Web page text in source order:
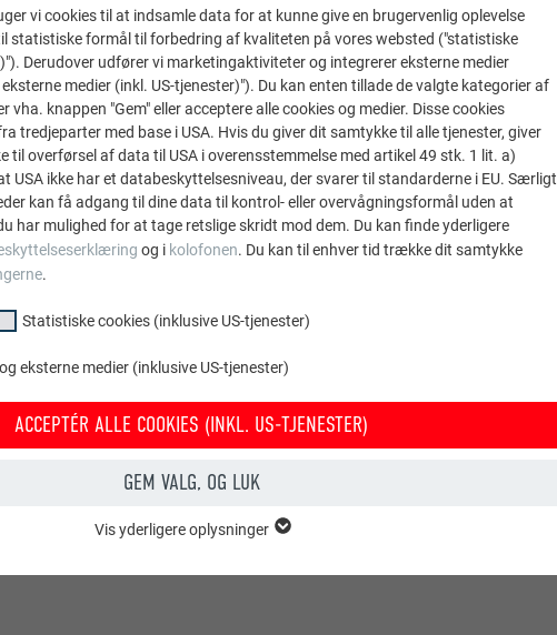
Mål i mm
vi cookies til at indsamle data for at kunne give en brugervenlig oplevelse
statistiske formål til forbedring af kvaliteten på vores websted ("statistiske
Derudover udfører vi marketingaktiviteter og integrerer eksterne medier
medier (inkl. US-tjenester)"). Du kan enten tillade de valgte kategorier af
vha. knappen "Gem" eller acceptere alle cookies og medier. Disse cookies
tredjeparter med base i USA. Hvis du giver dit samtykke til alle tjenester, giver
til overførsel af data til USA i overensstemmelse med artikel 49 stk. 1 lit. a)
USA ikke har et databeskyttelsesniveau, der svarer til standarderne i EU. Særligt
kan få adgang til dine data til kontrol- eller overvågningsformål uden at
har mulighed for at tage retslige skridt mod dem. Du kan finde yderligere
og i kolofonen. Du kan til enhver tid trække dit samtykke
.
Statistiske cookies (inklusive US-tjenester)
eksterne medier (inklusive US-tjenester)
ACCEPTÉR ALLE COOKIES (INKL. US-TJENESTER)
GEM VALG, OG LUK
Vis yderligere oplysninger